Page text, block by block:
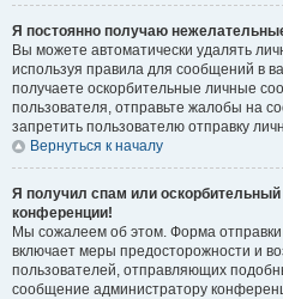
Я постоянно получаю
Вы можете автоматически удалять
используя правила для сообщений в
получаете оскорбительные личные
пользователя, отправьте жалобы на
запретить пользователю отправку
Вернуться к началу
Я получил спам или оскорбительный
конференции!
Мы сожалеем об этом. Форма
включает меры предосторожности и
пользователей, отправляющих
сообщение администратору